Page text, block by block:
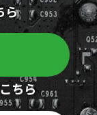
ら
ちら